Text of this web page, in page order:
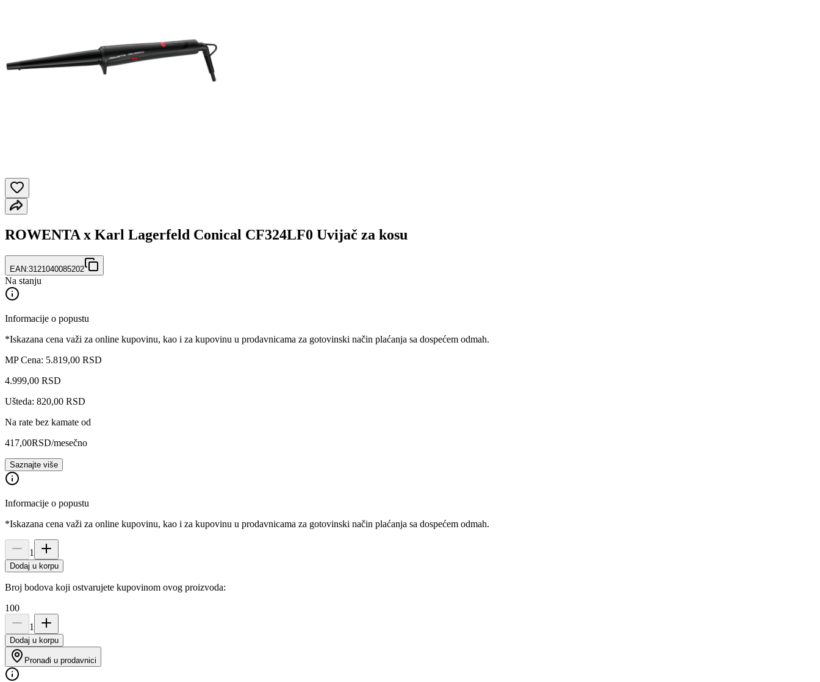
ROWENTA x Karl Lagerfeld Conical CF324LF0 Uvijač za kosu
EAN:3121040085202
Na stanju
Informacije o popustu
*Iskazana cena važi za online kupovinu, kao i za kupovinu u prodavnicama za gotovinski način plaćanja sa dospećem odmah.
MP Cena: 5.819,00 RSD
4.999,00 RSD
Ušteda: 820,00 RSD
Na rate bez kamate od
417,00RSD/mesečno
Saznajte više
Informacije o popustu
*Iskazana cena važi za online kupovinu, kao i za kupovinu u prodavnicama za gotovinski način plaćanja sa dospećem odmah.
1
Dodaj u korpu
Broj bodova koji ostvarujete kupovinom ovog proizvoda:
100
1
Dodaj u korpu
Pronađi u prodavnici